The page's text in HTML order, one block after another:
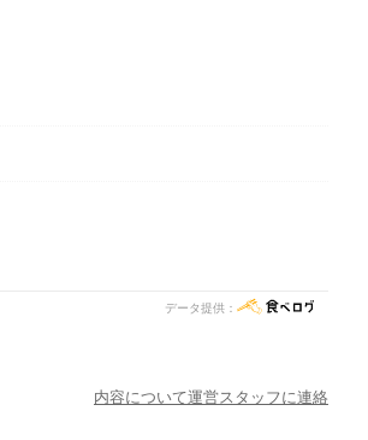
データ提供：
内容について運営スタッフに連絡